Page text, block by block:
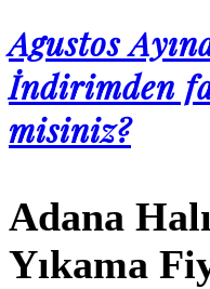
Agustos
İndirimden
misiniz?
Adana
Yıkama